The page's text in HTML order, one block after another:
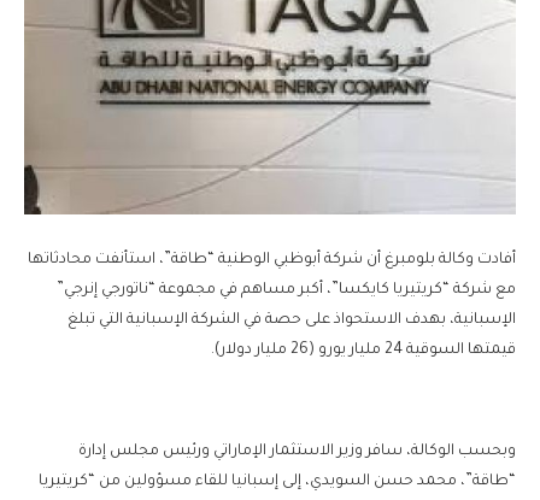
أفادت وكالة بلومبرغ أن شركة أبوظبي الوطنية “طاقة”، استأنفت محادثاتها
مع شركة “كريتيريا كايكسا”، أكبر مساهم في مجموعة “ناتورجي إنرجي”
الإسبانية، بهدف الاستحواذ على حصة في الشركة الإسبانية التي تبلغ
قيمتها السوقية 24 مليار يورو (26 مليار دولار).
وبحسب الوكالة، سافر وزير الاستثمار الإماراتي ورئيس مجلس إدارة
“طاقة”، محمد حسن السويدي، إلى إسبانيا للقاء مسؤولين من “كريتيريا